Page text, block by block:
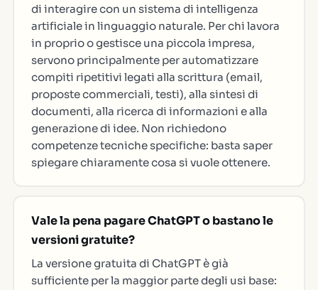
di interagire con un sistema di intelligenza
artificiale in linguaggio naturale. Per chi lavora
in proprio o gestisce una piccola impresa,
servono principalmente per automatizzare
compiti ripetitivi legati alla scrittura (email,
proposte commerciali, testi), alla sintesi di
documenti, alla ricerca di informazioni e alla
generazione di idee. Non richiedono
competenze tecniche specifiche: basta saper
spiegare chiaramente cosa si vuole ottenere.
Vale la pena pagare ChatGPT o bastano le
versioni gratuite?
La versione gratuita di ChatGPT è già
sufficiente per la maggior parte degli usi base: